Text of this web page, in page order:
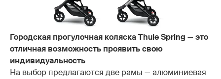
Городская прогулочная коляска Thule Spring — это
отличная возможность проявить свою
индивидуальность
На выбор предлагаются две рамы — алюминиевая